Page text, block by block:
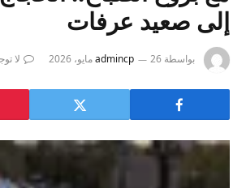
إلى صعيد عرفات
بواسطة admincp 26 مايو، 2026 لا